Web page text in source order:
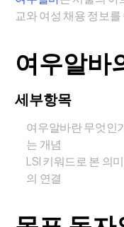
교와 여성 채용 정보
여우알바
세부항목
여우알바란 무엇인
는 개념
LSI 키워드로 본 의
의 연결